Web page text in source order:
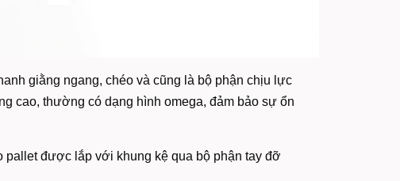
giằng ngang, chéo và cũng là bộ phận chịu lực
cao, thường có dạng hình omega, đảm bảo sự ổn
pallet được lắp với khung kệ qua bộ phận tay đỡ